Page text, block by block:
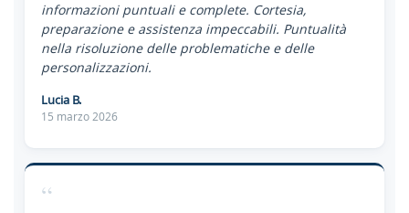
informazioni puntuali e complete. Cortesia,
preparazione e assistenza impeccabili. Puntualità
nella risoluzione delle problematiche e delle
personalizzazioni.
Lucia B.
15 marzo 2026
“